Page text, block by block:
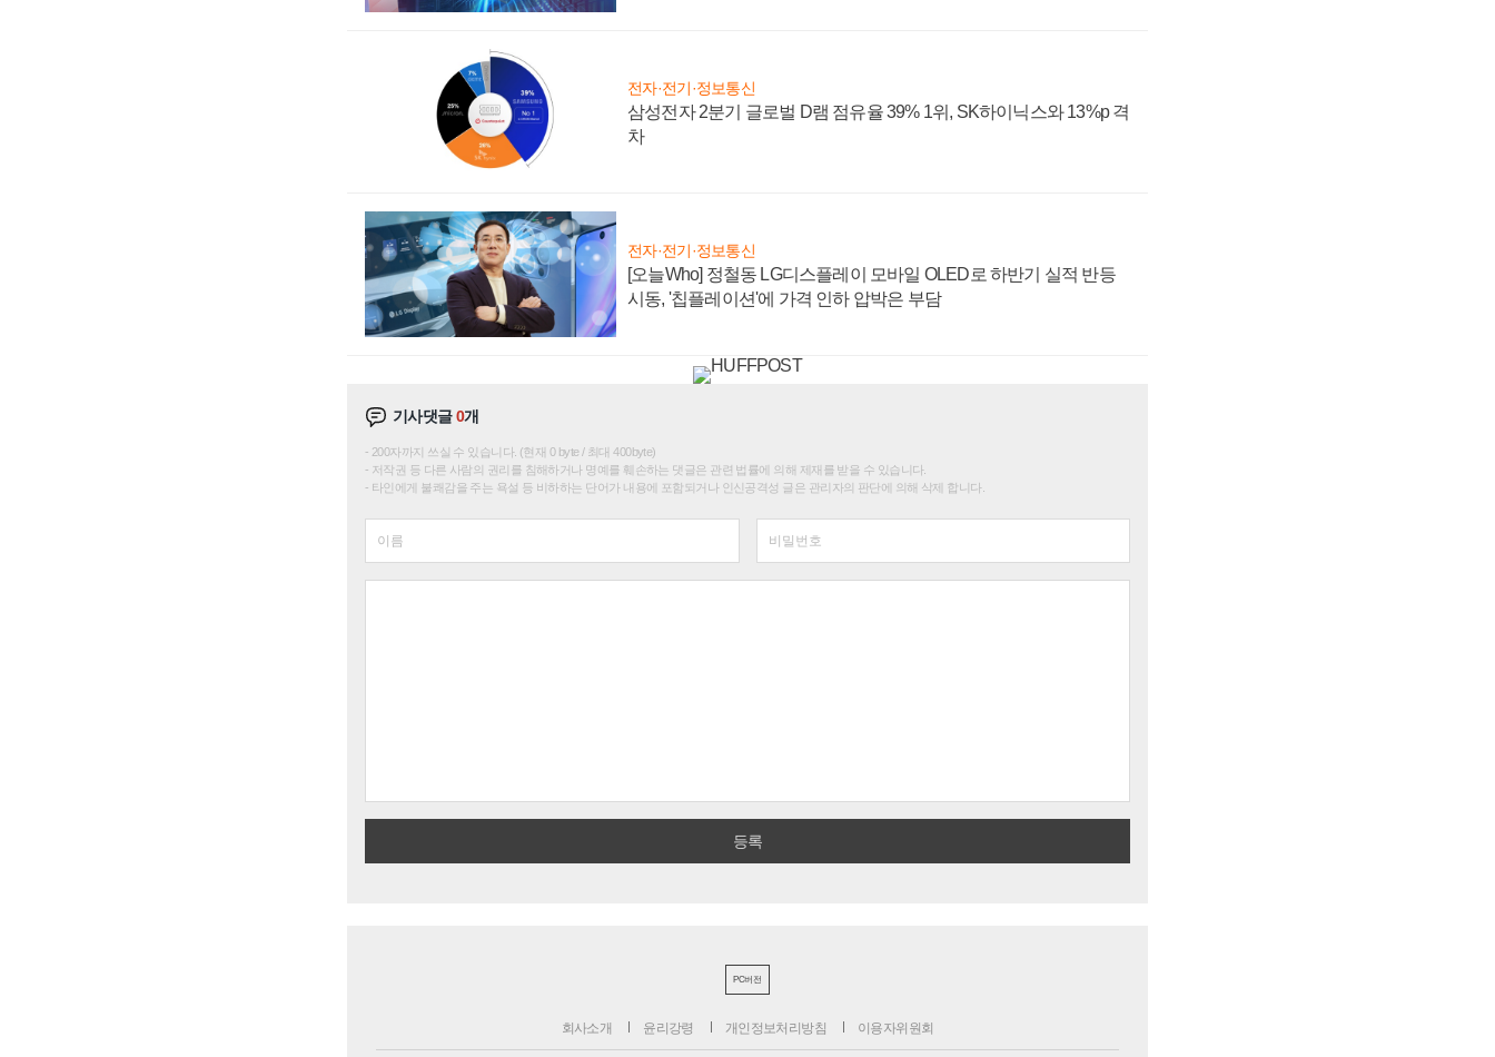
전자·전기·정보통신
삼성전자 2분기 글로벌 D램 점유율 39% 1위, SK하이닉스와 13%p 격
차
전자·전기·정보통신
[오늘Who] 정철동 LG디스플레이 모바일 OLED로 하반기 실적 반등
시동, '칩플레이션'에 가격 인하 압박은 부담
기사댓글0개
200자까지 쓰실 수 있습니다. (현재 0 byte / 최대 400byte)
저작권 등 다른 사람의 권리를 침해하거나 명예를 훼손하는 댓글은 관련 법률에 의해 제재를 받을 수 있습니다.
타인에게 불쾌감을 주는 욕설 등 비하하는 단어가 내용에 포함되거나 인신공격성 글은 관리자의 판단에 의해 삭제 합니다.
PC버전
회사소개 윤리강령 개인정보처리방침 이용자위원회